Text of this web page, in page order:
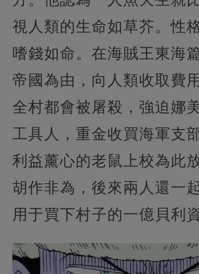
視人類的生命如草芥。性
嗜錢如命。在海賊王東海
帝國為由，向人類收取費
全村都會被屠殺，強迫娜
工具人，重金收買海軍支
利益薰心的老鼠上校為此
胡作非為，後來兩人還一
用于買下村子的一億貝利資